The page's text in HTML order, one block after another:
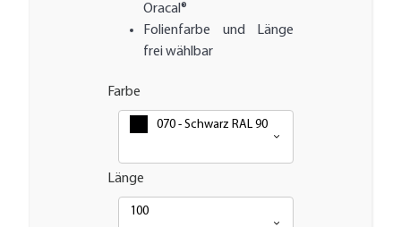
Oracal®
Folienfarbe und Länge
frei wählbar
Farbe
070 - Schwarz RAL 9005
Länge
100